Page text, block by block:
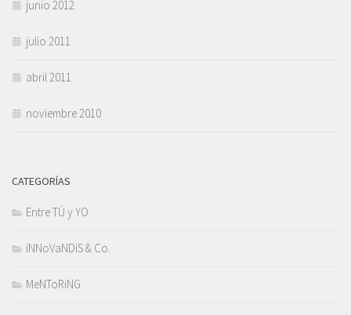
junio 2012
julio 2011
abril 2011
noviembre 2010
CATEGORÍAS
Entre TÚ y YO
iNNoVaNDiS & Co.
MeNToRiNG